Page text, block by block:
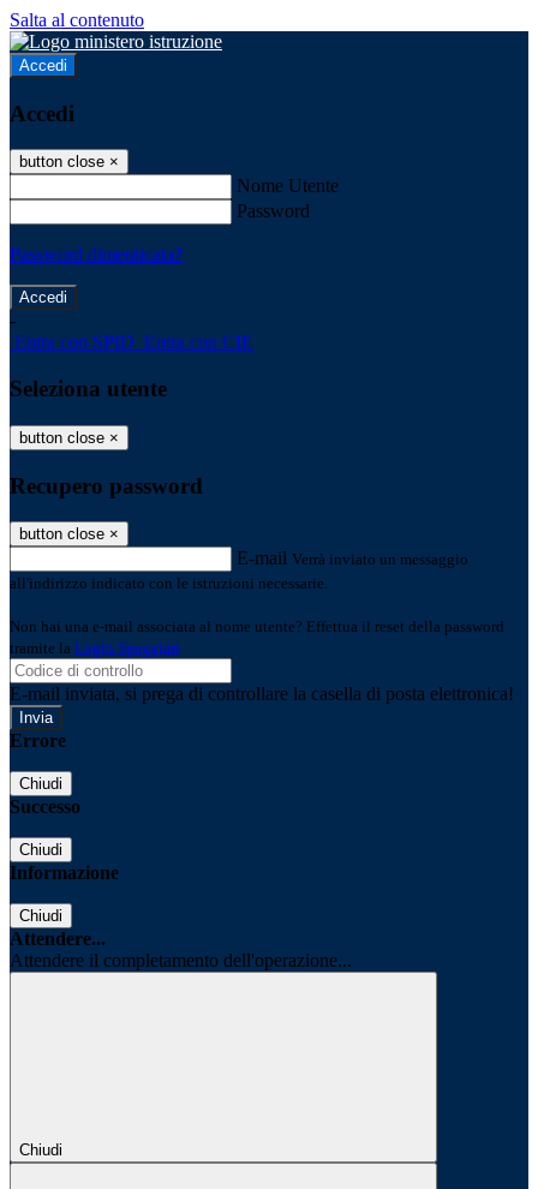
Salta al contenuto
Accedi
Accedi
button close ×
Nome Utente
Password
Password dimenticata?
-
Entra con SPID Entra con CIE
Seleziona utente
button close ×
Recupero password
button close ×
E-mail Verrà inviato un messaggio
all'indirizzo indicato con le istruzioni necessarie.
Non hai una e-mail associata al nome utente? Effettua il reset della password
tramite la Login Spaggiari
E-mail inviata, si prega di controllare la casella di posta elettronica!
Errore
Chiudi
Successo
Chiudi
Informazione
Chiudi
Attendere...
Attendere il completamento dell'operazione...
Chiudi